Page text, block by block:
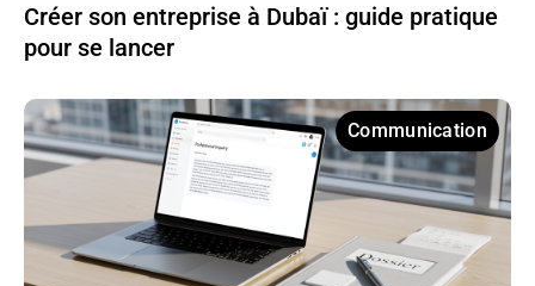
Créer son entreprise à Dubaï : guide pratique
pour se lancer
Communication